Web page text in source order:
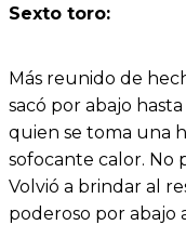
Sexto toro:
Más reunido de
sacó por abajo
quien se toma una
sofocante calor. No
Volvió a brindar al
poderoso por abajo